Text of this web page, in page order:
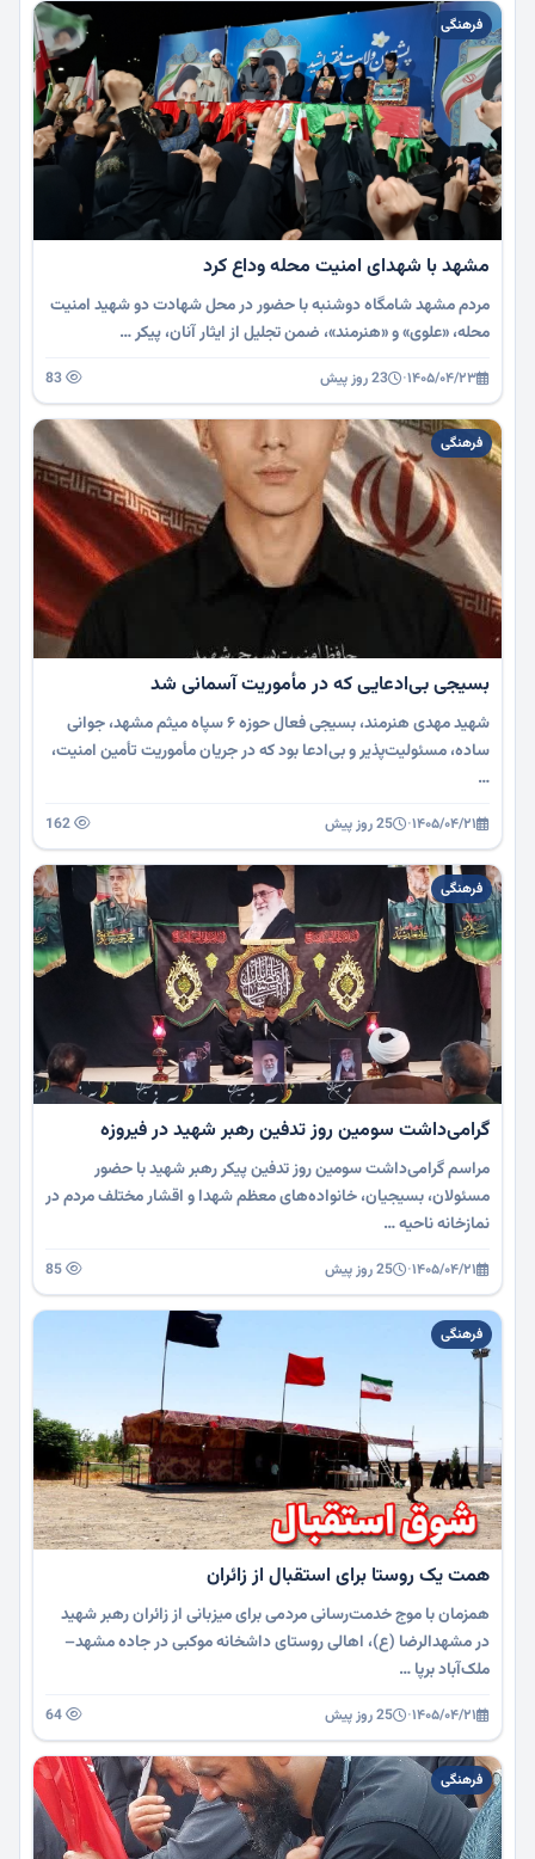
فرهنگی
مشهد با شهدای امنیت محله وداع کرد
مردم مشهد شامگاه دوشنبه با حضور در محل شهادت دو شهید امنیت
محله، «علوی» و «هنرمند»، ضمن تجلیل از ایثار آنان، پیکر …
۱۴۰۵/۰۴/۲۳· 23 روز پیش
فرهنگی
بسیجی بی‌ادعایی که در مأموریت آسمانی شد
شهید مهدی هنرمند، بسیجی فعال حوزه ۶ سپاه میثم مشهد، جوانی
ساده، مسئولیت‌پذیر و بی‌ادعا بود که در جریان مأموریت تأمین امنیت،
…
۱۴۰۵/۰۴/۲۱· 25 روز پیش
فرهنگی
گرامی‌داشت سومین روز تدفین رهبر شهید در فیروزه
مراسم گرامی‌داشت سومین روز تدفین پیکر رهبر شهید با حضور
مسئولان، بسیجیان، خانواده‌های معظم شهدا و اقشار مختلف مردم در
نمازخانه ناحیه …
۱۴۰۵/۰۴/۲۱· 25 روز پیش
فرهنگی
همت یک روستا برای استقبال از زائران
همزمان با موج خدمت‌رسانی مردمی برای میزبانی از زائران رهبر شهید
در مشهدالرضا (ع)، اهالی روستای داشخانه موکبی در جاده مشهد–
ملک‌آباد برپا …
۱۴۰۵/۰۴/۲۱· 25 روز پیش
فرهنگی